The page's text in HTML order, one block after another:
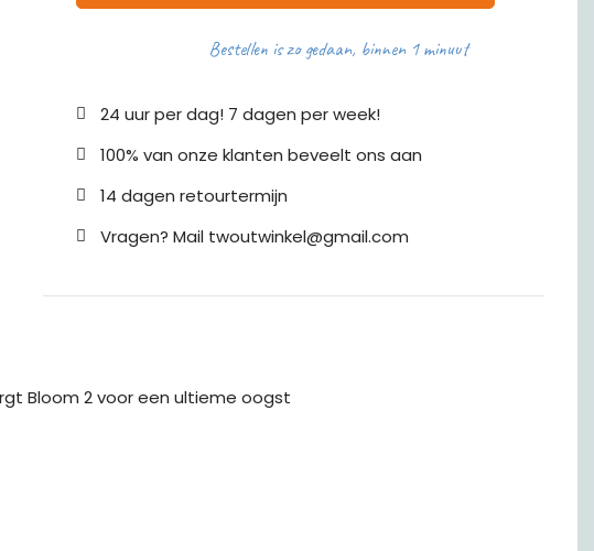
Bestellen is zo gedaan, binnen 1 minuut
24 uur per dag! 7 dagen per week!
100% van onze klanten beveelt ons aan
14 dagen retourtermijn
Vragen? Mail twoutwinkel@gmail.com
Bloom 2 voor een ultieme oogst